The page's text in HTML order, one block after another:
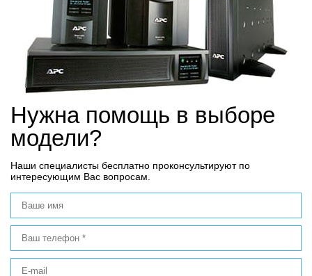
Нужна помощь в выборе
модели?
Наши специалисты бесплатно проконсультируют по
интересующим Вас вопросам.